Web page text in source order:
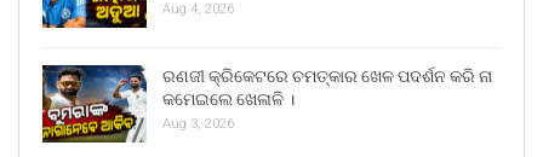
Aug 4, 2026
ରଣଜୀ କ୍ରିକେଟରେ ଚମତ୍କାର ଖେଳ ପଦର୍ଶନ କରି ନା
କମେଇଲେ ଖେଳାଳି ।
Aug 3, 2026